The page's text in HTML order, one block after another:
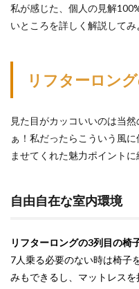
のサ
が合
3.2
のテ
ーブ
ルに
ドリ
い
さい
私が感じた、個人の見解
いところを詳しく解説してみ
リフターロング
見た目がカッコいいのは当
ぁ！私だったらこういう風
ませてくれた魅力ポイントに
自由自在な室内環境
リフターロングの3列目の椅
7人乗る必要のない時は椅子
みもできるし、マットレス